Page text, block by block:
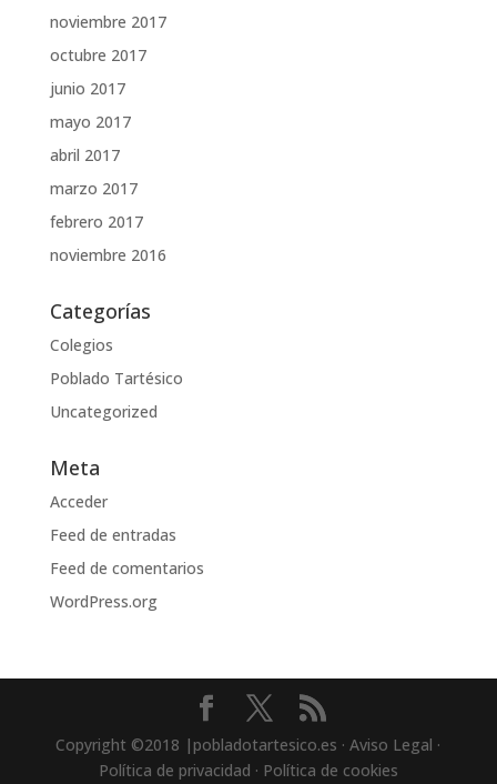
noviembre 2017
octubre 2017
junio 2017
mayo 2017
abril 2017
marzo 2017
febrero 2017
noviembre 2016
Categorías
Colegios
Poblado Tartésico
Uncategorized
Meta
Acceder
Feed de entradas
Feed de comentarios
WordPress.org
Copyright ©2018 |pobladotartesico.es · Aviso Legal ·
Política de privacidad · Política de cookies